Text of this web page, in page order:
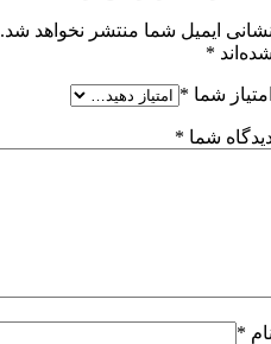
ایمیل شما منتشر نخواهد شد.
*
شما *
شما *
*